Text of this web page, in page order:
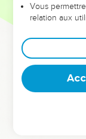
Tout ce qui
se trouvait sur la
Dieu fit
sol, depuis
oiseaux : ils
et ceux qui
Vous
relation aux